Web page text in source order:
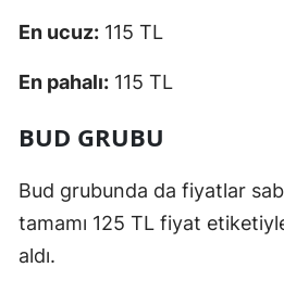
En ucuz: 115 TL
En pahalı: 115 TL
BUD GRUBU
Bud grubunda da fiyatlar
tamamı 125 TL fiyat
aldı.